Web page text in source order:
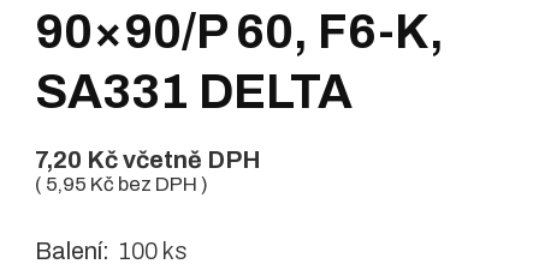
90×90/P 60, F6-K,
SA331 DELTA
7,20 Kčvčetně DPH
( 5,95 Kč bez DPH )
Balení: 100 ks